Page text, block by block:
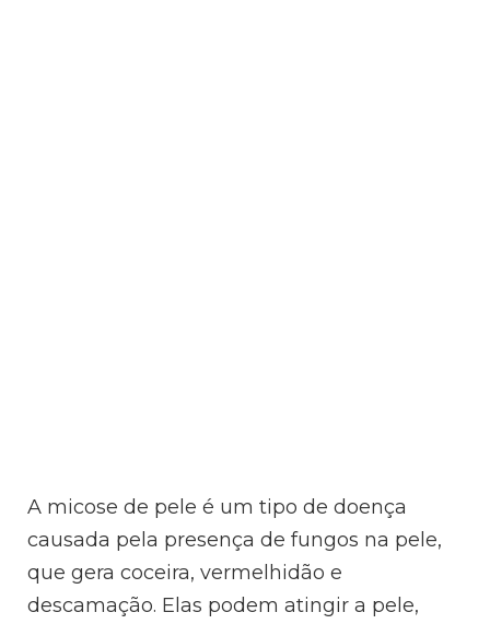
A micose de pele é um tipo de doença
causada pela presença de fungos na pele,
que gera coceira, vermelhidão e
descamação. Elas podem atingir a pele,